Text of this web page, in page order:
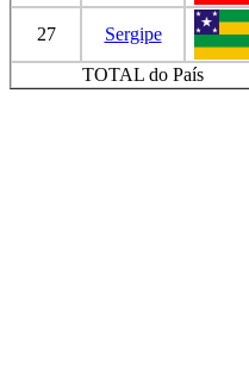
27 Sergipe
TOTAL do País